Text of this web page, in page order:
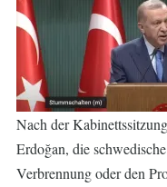
Nach der
Erdoğan, die
Verbrennung oder den